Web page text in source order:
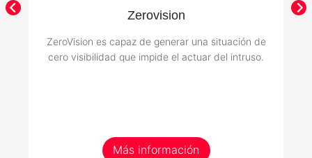
Zerovision
ZeroVision es capaz de generar una situación de
cero visibilidad que impide el actuar del intruso.
Más información